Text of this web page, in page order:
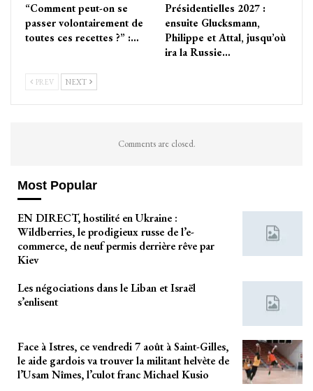
“Comment peut-on se
passer volontairement de
toutes ces recettes ?” :…
Présidentielles 2027 :
ensuite Glucksmann,
Philippe et Attal, jusqu’où
ira la Russie…
PREV NEXT
Comments are closed.
Most Popular
EN DIRECT, hostilité en Ukraine :
Wildberries, le prodigieux russe de l’e-
commerce, de neuf permis derrière rêve par
Kiev
Les négociations dans le Liban et Israël
s’enlisent
Face à Istres, ce vendredi 7 août à Saint-Gilles,
le aide gardois va trouver la militant helvète de
l’Usam Nîmes, l’culot franc Michael Kusio